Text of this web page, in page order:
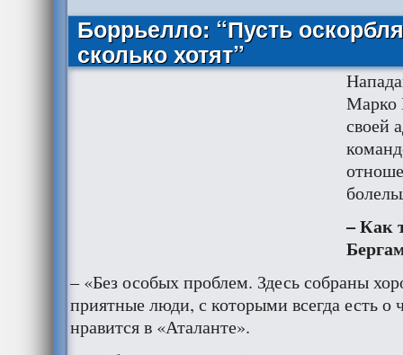
Боррьелло: “Пусть
сколько хотят”
Марко
своей
– Как
– «Без особых проблем. Здесь собраны
приятные люди, с которыми всегда есть о
нравится в «Аталанте».